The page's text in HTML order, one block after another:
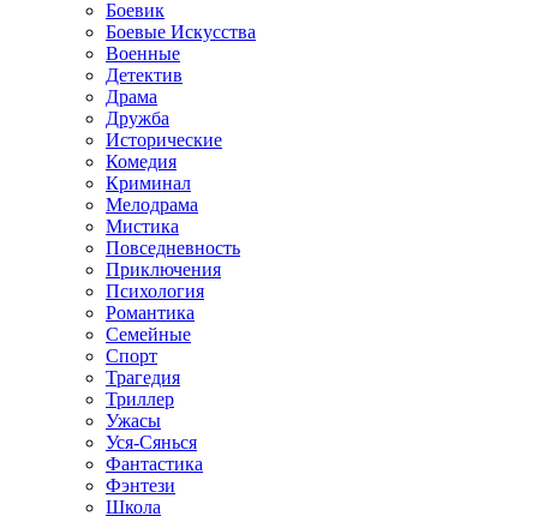
Боевик
Боевые Искусства
Военные
Детектив
Драма
Дружба
Исторические
Комедия
Криминал
Мелодрама
Мистика
Повседневность
Приключения
Психология
Романтика
Семейные
Спорт
Трагедия
Триллер
Ужасы
Уся-Сянься
Фантастика
Фэнтези
Школа